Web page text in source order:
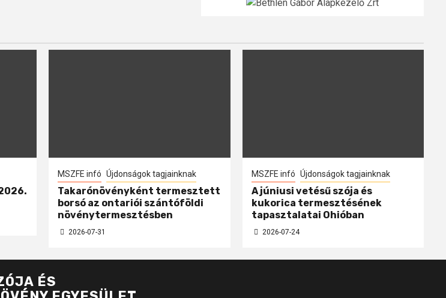
MSZFE infó Újdonságok tagjainknak
Takarónövényként termesztett
borsó az ontariói szántóföldi
növénytermesztésben
2026-07-31
MSZFE infó Újdonságok tagjainknak
A júniusi vetésű szója és
kukorica termesztésének
tapasztalatai Ohióban
2026-07-24
ÉS